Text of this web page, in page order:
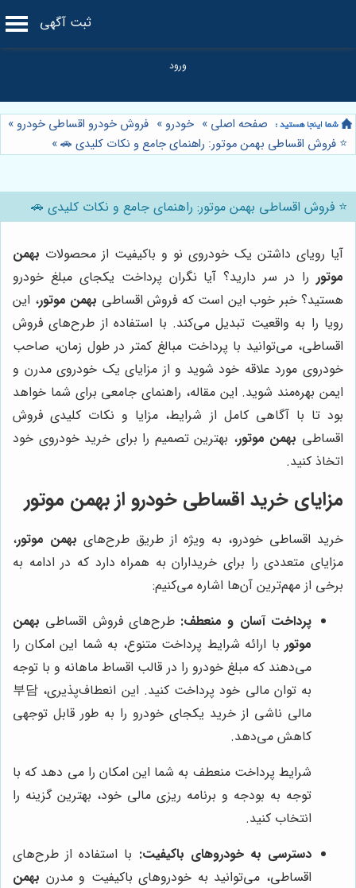
ثبت آگهی
صفحه اصلی » خودرو » فروش خودرو اقساطی خودرو »
⭐️ فروش اقساطی بهمن موتور: راهنمای جامع و نکات کلیدی 🚗»
⭐️ فروش اقساطی بهمن موتور: راهنمای جامع و نکات کلیدی 🚗
آیا رویای داشتن یک خودروی نو و باکیفیت از محصولات بهمن
موتور را در سر دارید؟ آیا نگران پرداخت یکجای مبلغ خودرو
هستید؟ خبر خوب این است که فروش اقساطی بهمن موتور، این
رویا را به واقعیت تبدیل می‌کند. با استفاده از طرح‌های فروش
اقساطی، می‌توانید با پرداخت مبالغ کمتر در طول زمان، صاحب
خودروی مورد علاقه خود شوید و از مزایای یک خودروی مدرن و
ایمن بهره‌مند شوید. این مقاله، راهنمای جامعی برای شما خواهد
بود تا با آگاهی کامل از شرایط، مزایا و نکات کلیدی فروش
اقساطی بهمن موتور، بهترین تصمیم را برای خرید خودروی خود
اتخاذ کنید.
مزایای خرید اقساطی خودرو ازبهمن موتور
خرید اقساطی خودرو، به ویژه از طریق طرح‌های بهمن موتور،
مزایای متعددی را برای خریداران به همراه دارد که در ادامه به
برخی از مهم‌ترین آن‌ها اشاره می‌کنیم:
پرداخت آسان و منعطف: طرح‌های فروش اقساطی بهمن
موتور با ارائه شرایط پرداخت متنوع، به شما این امکان را
می‌دهند که مبلغ خودرو را در قالب اقساط ماهانه و با توجه
به توان مالی خود پرداخت کنید. این انعطاف‌پذیری، 부담
مالی ناشی از خرید یکجای خودرو را به طور قابل توجهی
کاهش می‌دهد.
شرایط پرداخت منعطف به شما این امکان را می دهد که با
توجه به بودجه و برنامه ریزی مالی خود، بهترین گزینه را
انتخاب کنید.
دسترسی به خودروهای باکیفیت: با استفاده از طرح‌های
اقساطی، می‌توانید به خودروهای باکیفیت و مدرن بهمن